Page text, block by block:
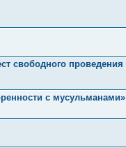
свободного проведения
с мусульманами»